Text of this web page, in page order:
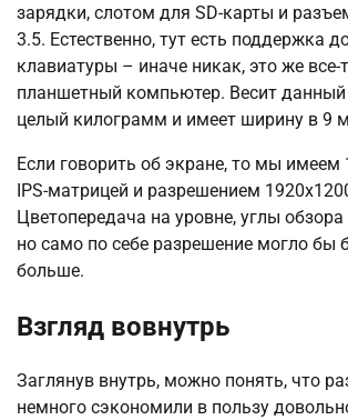
зарядки, слотом для SD-карты и
3.5. Естественно, тут есть поддержка
клавиатуры – иначе никак, это же все-
планшетный компьютер. Весит данный
целый килограмм и имеет ширину в 9
Если говорить об экране, то мы
IPS-матрицей и разрешением
Цветопередача на уровне, углы
но само по себе разрешение могло бы
больше.
Взгляд вовнутрь
Заглянув внутрь, можно понять, что
немного сэкономили в пользу